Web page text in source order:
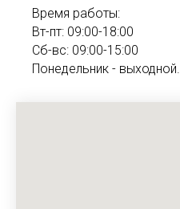
Время работы:
Вт-пт: 09:00-18:00
Сб-вс: 09:00-15:00
Понедельник - выходной.